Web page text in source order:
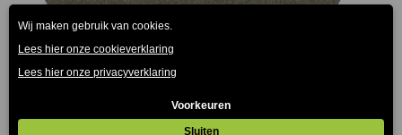
Puntinella Terrastafelblad Werzalit